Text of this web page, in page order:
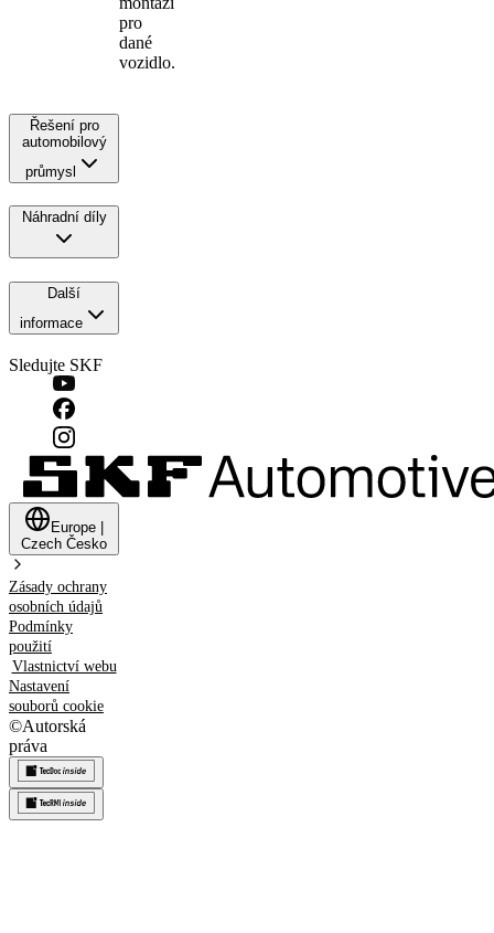
pro
dané
vozidlo.
Řešení pro
automobilový
průmysl
Náhradní díly
Další
informace
Sledujte SKF
Europe
Czech Česko
Zásady ochrany
osobních údajů
Podmínky
použití
Vlastnictví webu
Nastavení
souborů cookie
©Autorská
práva